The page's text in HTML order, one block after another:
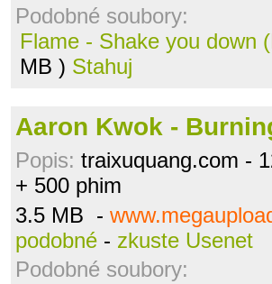
Podobné soubory:
Flame - Shake you down
MB ) Stahuj
Aaron Kwok -
Popis: traixuquang.com -
+ 500 phim
3.5 MB -
podobné - zkuste Usenet
Podobné soubory: